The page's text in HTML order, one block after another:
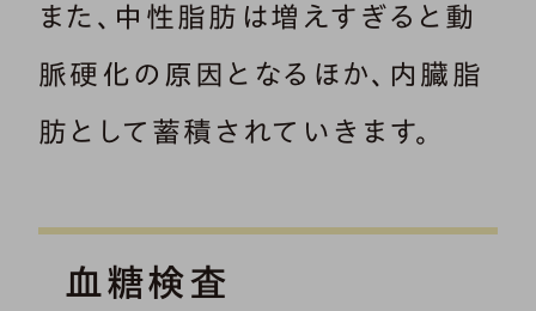
また、中性脂肪は増えすぎると動
脈硬化の原因となるほか、内臓脂
肪として蓄積されていきます。
血糖検査